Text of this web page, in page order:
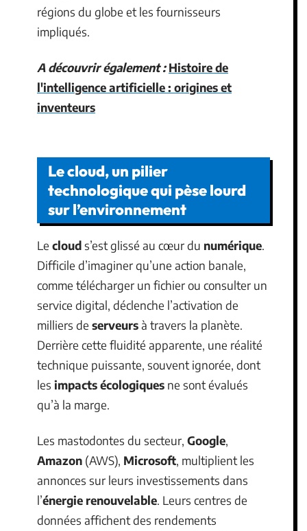
régions du globe et les fournisseurs
impliqués.
A découvrir également : Histoire de
l'intelligence artificielle : origines et
inventeurs
Le cloud, un pilier
technologique qui pèse lourd
sur l’environnement
Le clouds’est glissé au cœur du numérique.
Difficile d’imaginer qu’une action banale,
comme télécharger un fichier ou consulter un
service digital, déclenche l’activation de
milliers de serveursà travers la planète.
Derrière cette fluidité apparente, une réalité
technique puissante, souvent ignorée, dont
les impacts écologiques ne sont évalués
qu’à la marge.
Les mastodontes du secteur, Google,
Amazon (AWS), Microsoft, multiplient les
annonces sur leurs investissements dans
l’énergie renouvelable. Leurs centres de
données affichent des rendements